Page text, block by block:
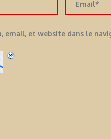
email, et website dans le